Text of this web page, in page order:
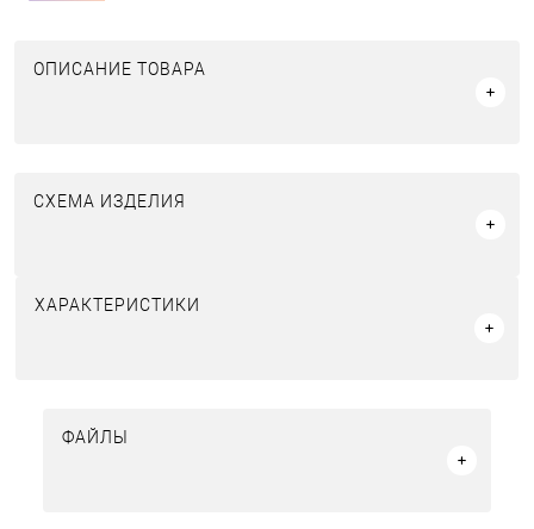
ОПИСАНИЕ ТОВАРА
СХЕМА ИЗДЕЛИЯ
ХАРАКТЕРИСТИКИ
ФАЙЛЫ